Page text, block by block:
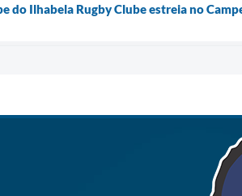
do Ilhabela Rugby Clube estreia no